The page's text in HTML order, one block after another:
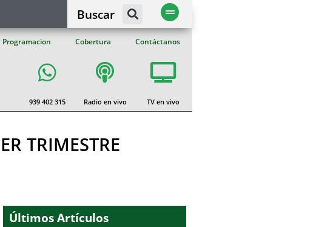
Buscar
Programacion Cobertura Contáctanos
939 402 315 Radio en vivo TV en vivo
TRIMESTRE
Últimos Artículos